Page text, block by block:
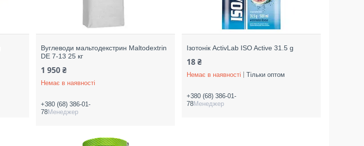
Вуглеводи мальтодекстрин Maltodextrin
DE 7-13 25 кг
1 950 ₴
Немає в наявності
+380 (68) 386-01-
78Менеджер
Ізотонік ActivLab ISO Active 31.5 g
18 ₴
Немає в наявності Тільки оптом
+380 (68) 386-01-
78Менеджер